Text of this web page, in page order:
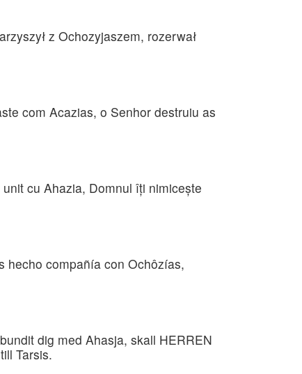
z Ochozyjaszem, rozerwał
com Acazias, o Senhor destruiu as
cu Ahazia, Domnul îţi nimiceşte
hecho compañía con Ochôzías,
dig med Ahasja, skall HERREN
Tarsis.